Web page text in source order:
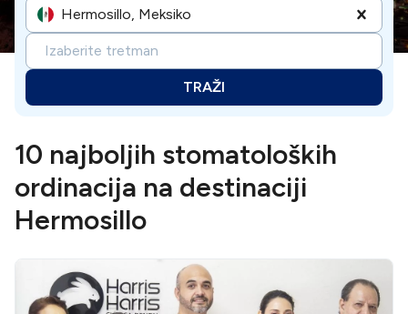
Hermosillo, Meksiko
Izaberite tretman
TRAŽI
10 najboljih stomatoloških
ordinacija na destinaciji
Hermosillo